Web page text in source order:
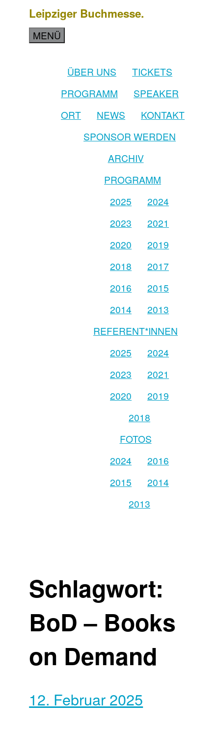
Leipziger Buchmesse.
MENÜ
ÜBER UNS
TICKETS
PROGRAMM
SPEAKER
ORT
NEWS
KONTAKT
SPONSOR WERDEN
ARCHIV
PROGRAMM
2025
2024
2023
2021
2020
2019
2018
2017
2016
2015
2014
2013
REFERENT*INNEN
2025
2024
2023
2021
2020
2019
2018
FOTOS
2024
2016
2015
2014
2013
Schlagwort:
BoD – Books
on Demand
12. Februar 2025